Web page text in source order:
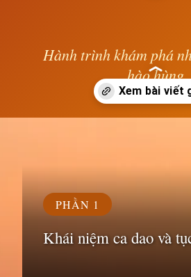
Hành trình khám phá
hào hùng
— Lê Anh —
PHẦN 1
Khái niệm ca dao và